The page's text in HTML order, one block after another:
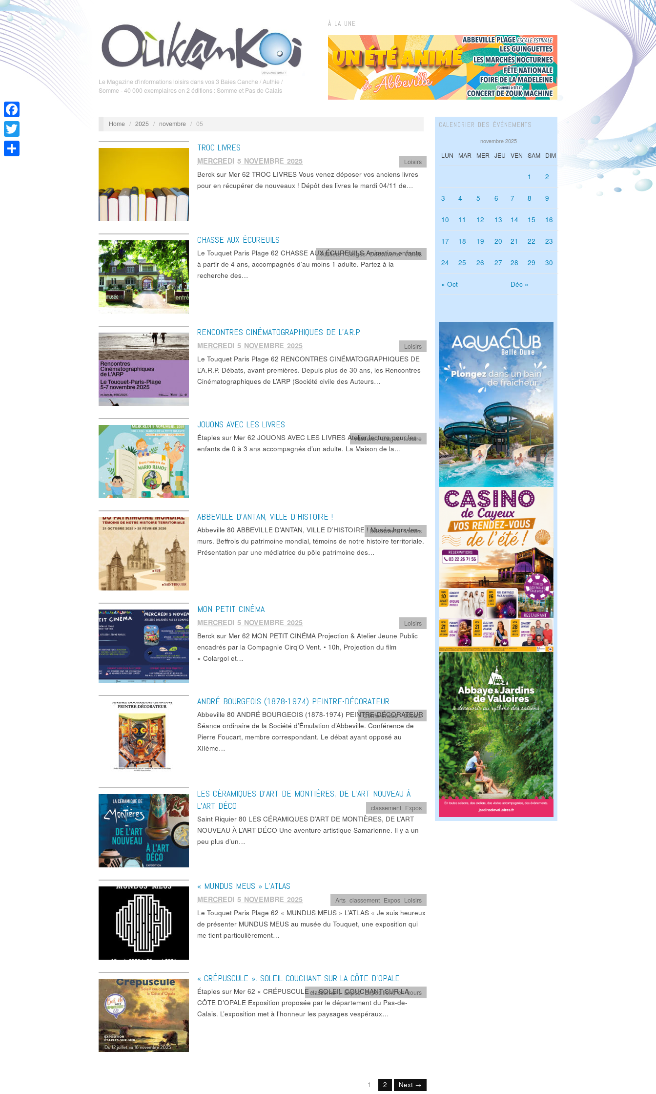
Le Magazine d'informations loisirs dans vos 3 Baies Canche / Authie /
Somme - 40 000 exemplaires en 2 éditions : Somme et Pas de Calais
À LA UNE
Home / 2025 / novembre / 05
TROC LIVRES
MERCREDI 5 NOVEMBRE 2025 Loisirs
Berck sur Mer 62 TROC LIVRES Vous venez déposer vos anciens livres
pour en récupérer de nouveaux ! Dépôt des livres le mardi 04/11 de…
CHASSE AUX ÉCUREUILS
Ateliers / Stages,Découverte,Visites
Le Touquet Paris Plage 62 CHASSE AUX ÉCUREUILS Animation enfants
à partir de 4 ans, accompagnés d’au moins 1 adulte. Partez à la
recherche des…
RENCONTRES CINÉMATOGRAPHIQUES DE L’A.R.P.
MERCREDI 5 NOVEMBRE 2025 Loisirs
Le Touquet Paris Plage 62 RENCONTRES CINÉMATOGRAPHIQUES DE
L’A.R.P. Débats, avant-premières. Depuis plus de 30 ans, les Rencontres
Cinématographiques de L’ARP (Société civile des Auteurs…
JOUONS AVEC LES LIVRES
Ateliers / Stages,lecture
Étaples sur Mer 62 JOUONS AVEC LES LIVRES Atelier lecture pour les
enfants de 0 à 3 ans accompagnés d’un adulte. La Maison de la…
ABBEVILLE D’ANTAN, VILLE D’HISTOIRE !
Découverte,Visites
Abbeville 80 ABBEVILLE D’ANTAN, VILLE D’HISTOIRE ! Musée hors-les-
murs. Beffrois du patrimoine mondial, témoins de notre histoire territoriale.
Présentation par une médiatrice du pôle patrimoine des…
MON PETIT CINÉMA
MERCREDI 5 NOVEMBRE 2025 Loisirs
Berck sur Mer 62 MON PETIT CINÉMA Projection & Atelier Jeune Public
encadrés par la Compagnie Cirq’O Vent. • 10h, Projection du film
« Colargol et…
ANDRÉ BOURGEOIS (1878-1974) PEINTRE-DÉCORATEUR
Conférences / débats
Abbeville 80 ANDRÉ BOURGEOIS (1878-1974) PEINTRE-DÉCORATEUR
Séance ordinaire de la Société d’Émulation d’Abbeville. Conférence de
Pierre Foucart, membre correspondant. Le débat ayant opposé au
XIIème…
LES CÉRAMIQUES D’ART DE MONTIÈRES, DE L’ART NOUVEAU À
L’ART DÉCO
classement Expos
Saint Riquier 80 LES CÉRAMIQUES D’ART DE MONTIÈRES, DE L’ART
NOUVEAU À L’ART DÉCO Une aventure artistique Samarienne. Il y a un
peu plus d’un…
« MUNDUS MEUS » L’ATLAS
MERCREDI 5 NOVEMBRE 2025 Arts ,classement Expos Loisirs
Le Touquet Paris Plage 62 « MUNDUS MEUS » L’ATLAS « Je suis heureux
de présenter MUNDUS MEUS au musée du Touquet, une exposition qui
me tient particulièrement…
« CRÉPUSCULE », SOLEIL COUCHANT SUR LA CÔTE D’OPALE
classement, Expos,Expositions en cours
Étaples sur Mer 62 « CRÉPUSCULE », SOLEIL COUCHANT SUR LA
CÔTE D’OPALE Exposition proposée par le département du Pas-de-
Calais. L’exposition met à l’honneur les paysages vespéraux…
1 2 Next →
CALENDRIER DES ÉVÉNEMENTS
novembre 2025
LUN MAR MER JEU VEN SAM DIM
« Oct Déc »
1 2
3 4 5 6 7 8 9
10 11 12 13 14 15 16
17 18 19 20 21 22 23
24 25 26 27 28 29 30
Facebook
Twitter